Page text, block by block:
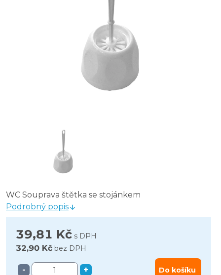
WC Souprava štětka se stojánkem
Podrobný popis
39,81 Kč s DPH
32,90 Kč bez DPH
- + Do košíku